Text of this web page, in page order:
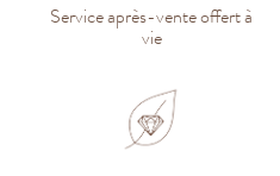
Service après-vente offert à
vie